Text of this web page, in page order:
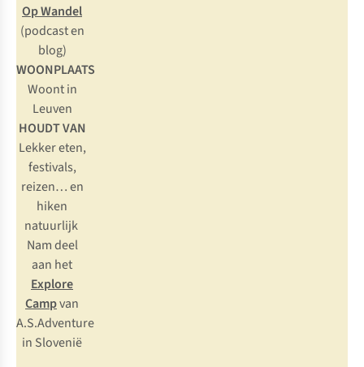
Op Wandel
(podcast en
blog)
WOONPLAATS
Woont in
Leuven
HOUDT VAN
Lekker eten,
festivals,
reizen… en
hiken
natuurlijk
Nam deel
aan het
Explore
Campvan
A.S.Adventure
in Slovenië